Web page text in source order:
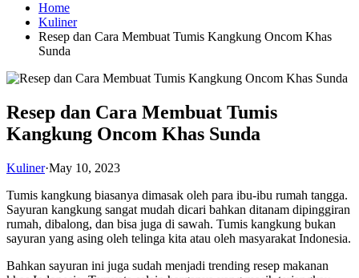
Home
Kuliner
Resep dan Cara Membuat Tumis Kangkung Oncom Khas
Sunda
Resep dan Cara Membuat Tumis
Kangkung Oncom Khas Sunda
Kuliner·May 10, 2023
Tumis kangkung biasanya dimasak oleh para ibu-ibu rumah tangga.
Sayuran kangkung sangat mudah dicari bahkan ditanam dipinggiran
rumah, dibalong, dan bisa juga di sawah. Tumis kangkung bukan
sayuran yang asing oleh telinga kita atau oleh masyarakat Indonesia.
Bahkan sayuran ini juga sudah menjadi trending resep makanan